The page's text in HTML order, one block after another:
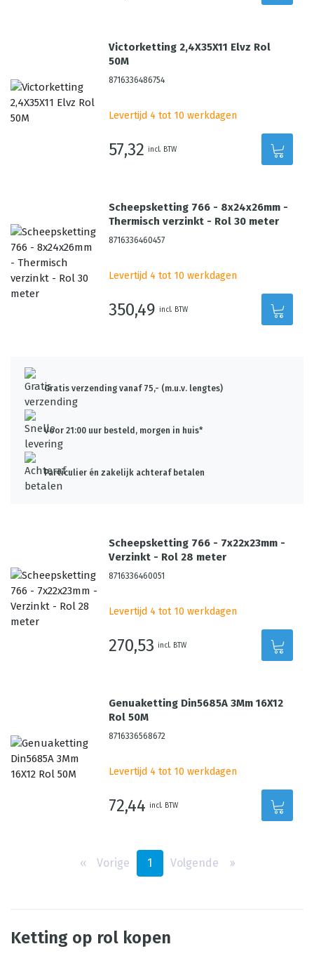
Victorketting 2,4X35X11 Elvz Rol
50M
8716336486754
Levertijd 4 tot 10 werkdagen
57,32 incl. BTW
Scheepsketting 766 - 8x24x26mm -
Thermisch verzinkt - Rol 30 meter
8716336460457
Levertijd 4 tot 10 werkdagen
350,49 incl. BTW
Gratis verzending vanaf 75,- (m.u.v. lengtes)
Voor 21:00 uur besteld, morgen in huis*
Particulier én zakelijk achteraf betalen
Scheepsketting 766 - 7x22x23mm -
Verzinkt - Rol 28 meter
8716336460051
Levertijd 4 tot 10 werkdagen
270,53 incl. BTW
Genuaketting Din5685A 3Mm 16X12
Rol 50M
8716336568672
Levertijd 4 tot 10 werkdagen
72,44 incl. BTW
‹‹ Vorige 1 Volgende ››
Ketting op rol kopen